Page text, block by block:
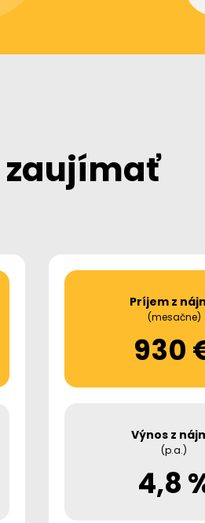
zaujímať
Príjem z
(mesačne)
930
Výnos z
(p.a.)
4,8